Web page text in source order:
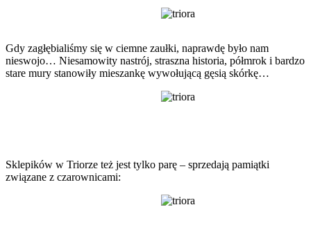
Gdy zagłębialiśmy się w ciemne zaułki, naprawdę było nam
nieswojo… Niesamowity nastrój, straszna historia, półmrok i bardzo
stare mury stanowiły mieszankę wywołującą gęsią skórkę…
Sklepików w Triorze też jest tylko parę – sprzedają pamiątki
związane z czarownicami: